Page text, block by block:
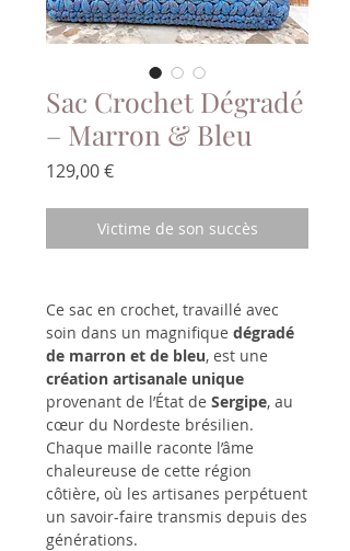
Sac Crochet Dégradé
– Marron & Bleu
129,00 €Prix
Victime de son succès
Ce sac en crochet, travaillé avec
soin dans un magnifique dégradé
de marron et de bleu, est une
création artisanale unique
provenant de l’État de Sergipe, au
cœur du Nordeste brésilien.
Chaque maille raconte l’âme
chaleureuse de cette région
côtière, où les artisanes perpétuent
un savoir-faire transmis depuis des
générations.